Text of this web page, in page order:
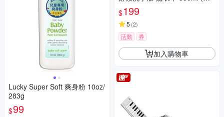
Lucky Super Soft 爽身粉 10oz/
283g
$99
手乳)
$199
5 (2)
活動 券
加入購物車